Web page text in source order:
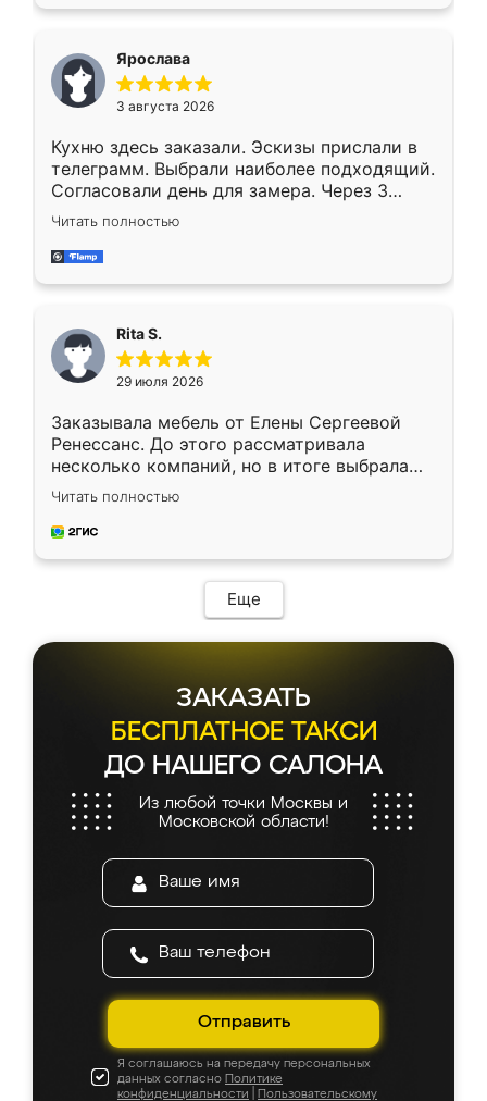
Ярослава
3 августа 2026
Кухню здесь заказали. Эскизы прислали в
телеграмм. Выбрали наиболее подходящий.
Согласовали день для замера. Через 3
недели кухня была уже готова. Остались
довольны работой. Спасибо Ренессанс
мебель за качественную работу!
Читать полностью
Rita S.
29 июля 2026
Заказывала мебель от Елены Сергеевой
Ренессанс. До этого рассматривала
несколько компаний, но в итоге выбрала
эту. Сначала обговорили условия, потом
приехал замерщик, всё спокойно объяснил
и снял размеры. Изготовили в срок, с
мебель сразу встала на свое место без
каких-либо доработок. Качеством осталась
довольна, все выглядит так, как и ожидала.
Читать полностью
Еще
ЗАКАЗАТЬ
БЕСПЛАТНОЕ ТАКСИ
ДО НАШЕГО САЛОНА
Из любой точки Москвы и
Московской области!
Отправить
Я соглашаюсь на передачу персональных
данных согласно Политике
конфиденциальности
Пользовательскому